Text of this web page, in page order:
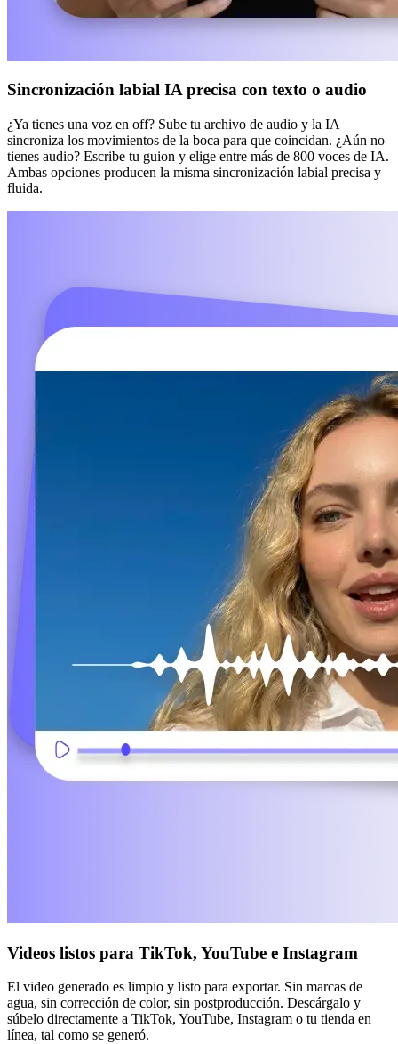
Sincronización labial IA precisa con texto o audio
¿Ya tienes una voz en off? Sube tu archivo de audio y la IA
sincroniza los movimientos de la boca para que coincidan. ¿Aún no
tienes audio? Escribe tu guion y elige entre más de 800 voces de IA.
Ambas opciones producen la misma sincronización labial precisa y
fluida.
Videos listos para TikTok, YouTube e Instagram
El video generado es limpio y listo para exportar. Sin marcas de
agua, sin corrección de color, sin postproducción. Descárgalo y
súbelo directamente a TikTok, YouTube, Instagram o tu tienda en
línea, tal como se generó.